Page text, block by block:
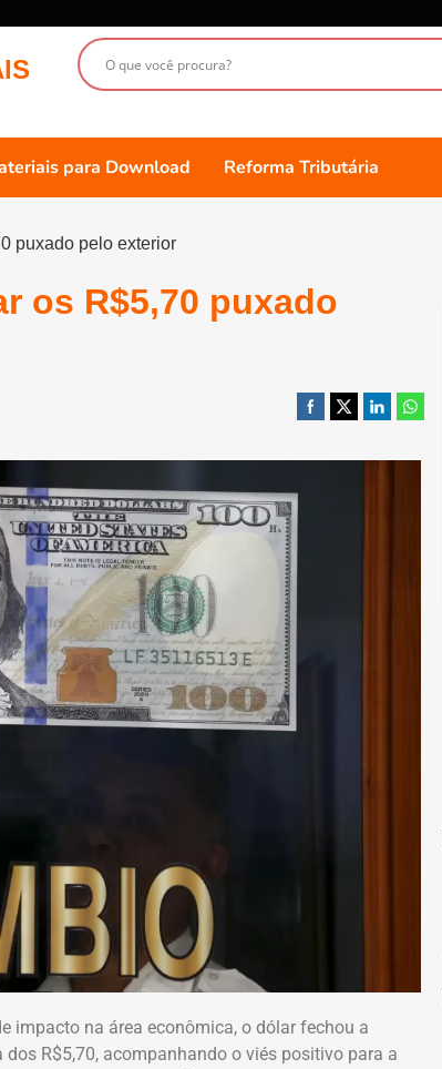
para Download Reforma Tributária
puxado pelo exterior
os R$5,70 puxado
impacto na área econômica, o dólar fechou a
R$5,70, acompanhando o viés positivo para a